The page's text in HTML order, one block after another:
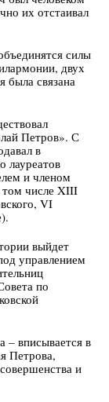
их отстаивал
силы
двух
была связана
Петров». С
в
лауреатов
и членом
числе XIII
VI
выйдет
управлением
по
вписывается в
Петрова,
и